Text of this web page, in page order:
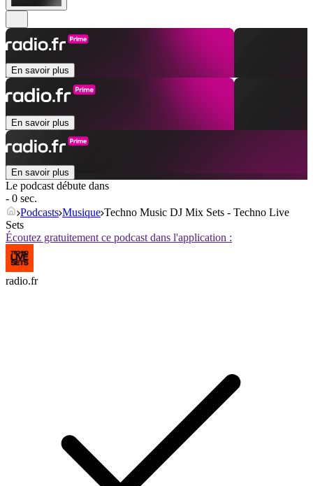
En savoir plus
En savoir plus
En savoir plus
Le podcast débute dans
- 0 sec.
Podcasts Musique Techno Music DJ Mix Sets - Techno Live
Sets
Écoutez gratuitement ce podcast dans l'application :
radio.fr